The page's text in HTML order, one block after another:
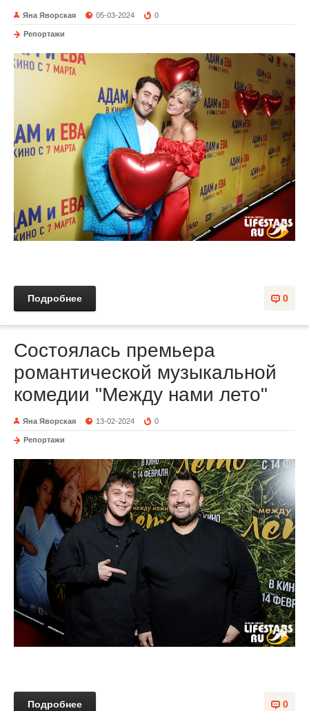
Яна Яворская 05-03-2024 0
Репортажи
0
Подробнее
Состоялась премьера
романтической музыкальной
комедии "Между нами лето"
Яна Яворская 13-02-2024 0
Репортажи
0
Подробнее